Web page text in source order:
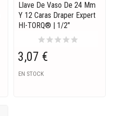
Llave De Vaso De 24 Mm
Y 12 Caras Draper Expert
HI-TORQ® | 1/2"
starstarstarstarstar
3,07 €
EN STOCK